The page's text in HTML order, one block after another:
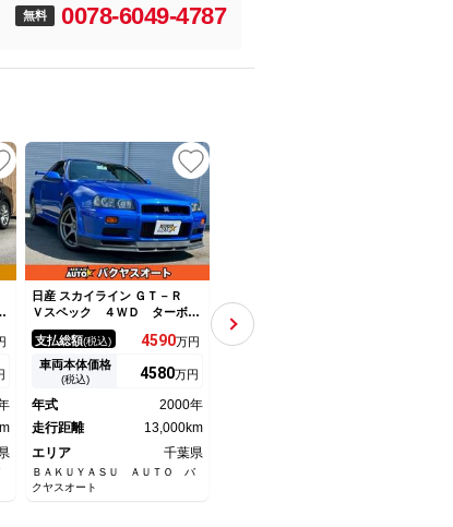
無料 0078-6049-4787
日産 スカイライン ＧＴ－Ｒ
Ｖスペック ４ＷＤ ターボ
純正６速 ワンオーナー 走行
１３０００キロ 修復歴無し
ＢＮＲ３４ ＲＢ２６エンジ
ン ベイサイドブルーメタリッ
ミホイール ６ＭＴ
支払総額(税込) 4590万円
車両本体価格
(税込) 4580万円
年式
2000年
走行距離
13,000km
エリア
千葉県
ＢＡＫＵＹＡＳＵ ＡＵＴＯ バ
クヤスオート
０００台限定特別仕様車 サン
ルーフ ＢＯＳＥサウンドシス
テム ＥＮＫＥＩ製純正１９イ
支払総額